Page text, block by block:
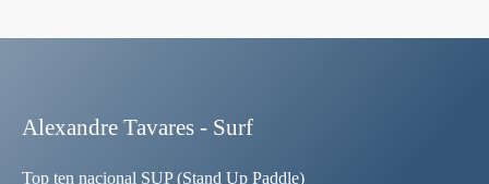
Alexandre Tavares - Surf
Top ten nacional SUP (Stand Up Paddle)